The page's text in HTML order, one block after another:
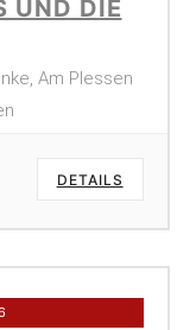
UND DIE
Am Plessen
DETAILS